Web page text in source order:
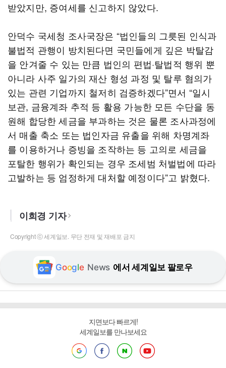
받았지만, 증여세를 신고하지 않았다.
안덕수 국세청 조사국장은 “법인들의 그릇된 인식과
불법적 관행이 방치된다면 국민들에게 깊은 박탈감
을 안겨줄 수 있는 만큼 법인의 편법·탈법적 행위 뿐
아니라 사주 일가의 재산 형성 과정 및 탈루 혐의가
있는 관련 기업까지 철저히 검증하겠다”면서 “일시
보관, 금융계좌 추적 등 활용 가능한 모든 수단을 동
원해 합당한 세금을 부과하는 것은 물론 조사과정에
서 매출 축소 또는 법인자금 유출을 위해 차명계좌
를 이용하거나 증빙을 조작하는 등 고의로 세금을
포탈한 행위가 확인되는 경우 조세범 처벌법에 따라
고발하는 등 엄정하게 대처할 예정이다”고 밝혔다.
이희경 기자
Copyright ⓒ 세계일보. 무단 전재 및 재배포 금지
Google News 에서 세계일보 팔로우
지면보다 빠르게!
세계일보를 만나보세요